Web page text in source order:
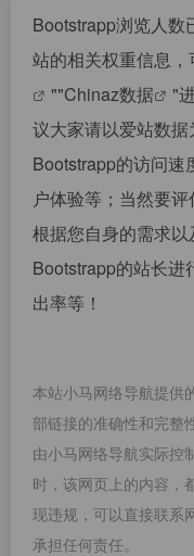
Bootstrapp浏览人数
站的相关权重信息，
""Chinaz数据
"
议大家请以爱站数据
Bootstrapp的访问速
户体验等；当然要
根据您自身的需求
Bootstrapp的站长
出率等！
本站小马网络导航提供
部链接的准确性和完整
由小马网络导航实际控
时，该网页上的内容，
现违规，可以直接联系
承担任何责任。